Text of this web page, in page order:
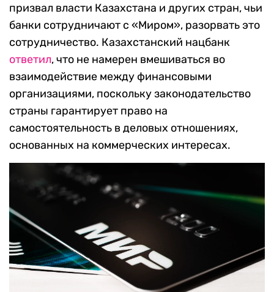
призвал власти Казахстана и других стран, чьи
банки сотрудничают с «Миром», разорвать это
сотрудничество. Казахстанский нацбанк
ответил, что не намерен вмешиваться во
взаимодействие между финансовыми
организациями, поскольку законодательство
страны гарантирует право на
самостоятельность в деловых отношениях,
основанных на коммерческих интересах.